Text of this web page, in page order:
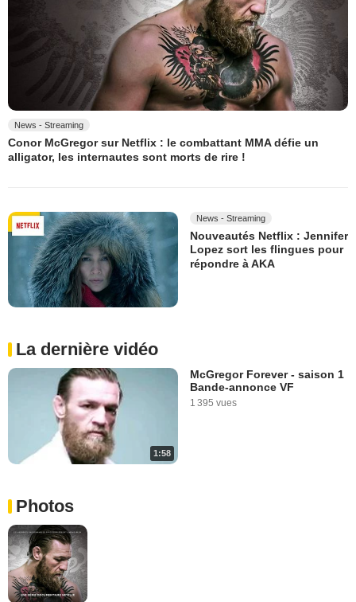
News - Streaming
Conor McGregor sur Netflix : le combattant MMA défie un
alligator, les internautes sont morts de rire !
News - Streaming
Nouveautés Netflix : Jennifer
Lopez sort les flingues pour
répondre à AKA
La dernière vidéo
1:58
McGregor Forever - saison 1
Bande-annonce VF
1 395 vues
Photos